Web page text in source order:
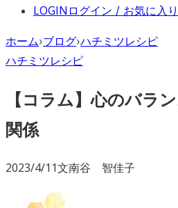
LOGIN ログイン / お気に入り
ホーム›ブログ›ハチミツレシピ
ハチミツレシピ
【コラム】心のバラ
関係
2023/4/11文南谷 智佳子